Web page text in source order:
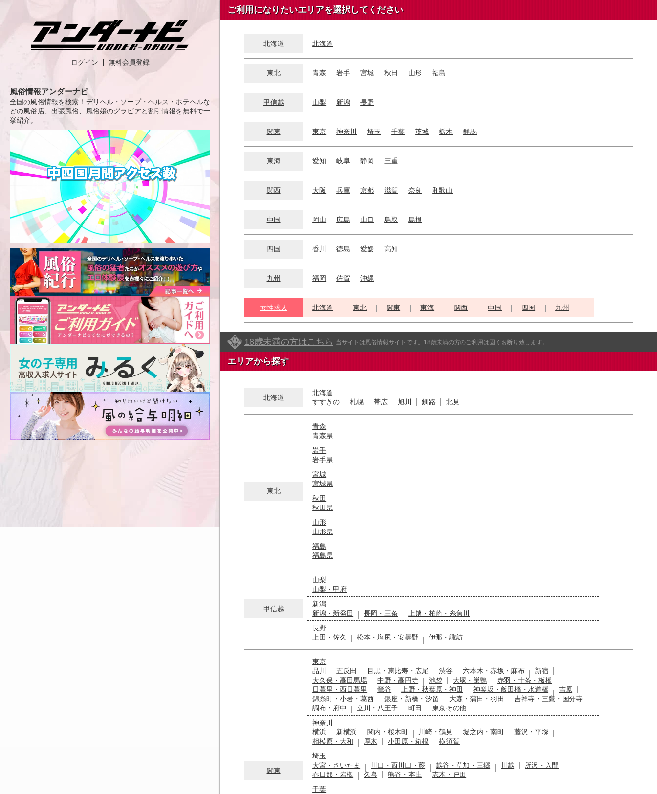
ログイン 無料会員登録
風俗情報アンダーナビ
全国の風俗情報を検索！デリヘル・ソープ・ヘルス・ホテヘルな
どの風俗店、出張風俗、風俗嬢のグラビアと割引情報を無料で一
挙紹介。
ご利用になりたいエリアを選択してください
北海道 北海道
東北 青森 岩手 宮城 秋田 山形 福島
甲信越 山梨 新潟 長野
関東 東京 神奈川 埼玉 千葉 茨城 栃木 群馬
東海 愛知 岐阜 静岡 三重
関西 大阪 兵庫 京都 滋賀 奈良 和歌山
中国 岡山 広島 山口 鳥取 島根
四国 香川 徳島 愛媛 高知
九州 福岡 佐賀 沖縄
女性求人 北海道 東北 関東 東海 関西 中国 四国 九州
18歳未満の方はこちら 当サイトは風俗情報サイトです。18歳未満の方のご利用は固くお断り致します。
エリアから探す
北海道
北海道
すすきの
札幌 帯広 旭川 釧路 北見
東北
青森
青森県
岩手
岩手県
宮城
宮城県
秋田
秋田県
山形
山形県
福島
福島県
甲信越
山梨
山梨・甲府
新潟
新潟・新発田
長岡・三条
上越・柏崎・糸魚川
長野
上田・佐久
松本・塩尻・安曇野 伊那・諏訪
関東
東京
品川
五反田 目黒・恵比寿・広尾 渋谷 六本木・赤坂・麻布
新宿
大久保・高田馬場
中野・高円寺 池袋 大塚・巣鴨
赤羽・十条・板橋
日暮里・西日暮里
鶯谷 上野・秋葉原・神田 神楽坂・飯田橋・水道橋
吉原
錦糸町・小岩・葛西
銀座・新橋・汐留 大森・蒲田・羽田
吉祥寺・三鷹・国分寺
調布・府中
立川・八王子 町田
東京その他
神奈川
横浜
新横浜 関内・桜木町 川崎・鶴見 堀之内・南町
藤沢・平塚
相模原・大和
厚木 小田原・箱根
横須賀
埼玉
大宮・さいたま
川口・西川口・蕨 越谷・草加・三郷 川越
所沢・入間
春日部・岩槻
久喜 熊谷・本庄
志木・戸田
千葉